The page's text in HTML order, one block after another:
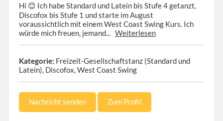
Hi 😊 Ich habe Standard und Latein bis Stufe 4 getanzt,
Discofox bis Stufe 1 und starte im August
voraussichtlich mit einem West Coast Swing Kurs. Ich
würde mich freuen, jemand... Weiterlesen
Kategorie: Freizeit-Gesellschaftstanz (Standard und
Latein), Discofox, West Coast Swing
Nachricht senden Zum Profil